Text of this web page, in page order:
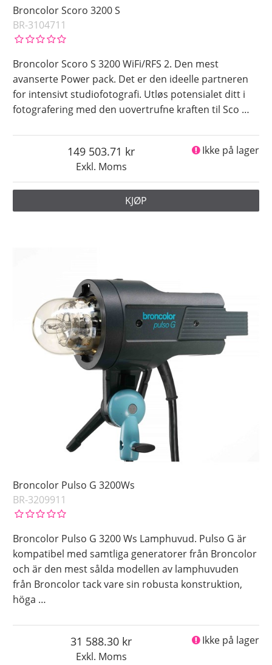
Broncolor Scoro 3200 S
BR-3104711
Broncolor Scoro S 3200 WiFi/RFS 2. Den mest
avanserte Power pack. Det er den ideelle partneren
for intensivt studiofotografi. Utløs potensialet ditt i
fotografering med den uovertrufne kraften til Sco …
Exkl. Moms
149 503.71 Ikke på lager
KJØP
Broncolor Pulso G 3200Ws
BR-3209911
Broncolor Pulso G 3200 Ws Lamphuvud. Pulso G är
kompatibel med samtliga generatorer från Broncolor
och är den mest sålda modellen av lamphuvuden
från Broncolor tack vare sin robusta konstruktion,
höga …
Exkl. Moms
31 588.30 Ikke på lager